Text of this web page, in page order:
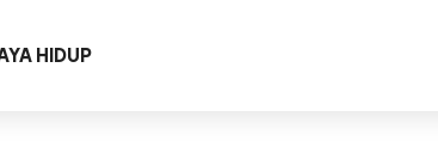
HIDUP